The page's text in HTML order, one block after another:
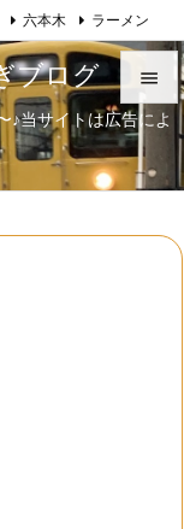
ブログ
♪当サイトは広告によ


メニュ

六本木 ラーメン